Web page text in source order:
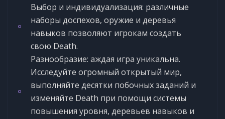
Выбор и индивидуализация: различные
наборы доспехов, оружие и деревья
навыков позволяют игрокам создать
свою Death.
Разнообразие: аждая игра уникальна.
Исследуйте огромный открытый мир,
выполняйте десятки побочных заданий и
изменяйте Death при помощи системы
повышения уровня, деревьев навыков и